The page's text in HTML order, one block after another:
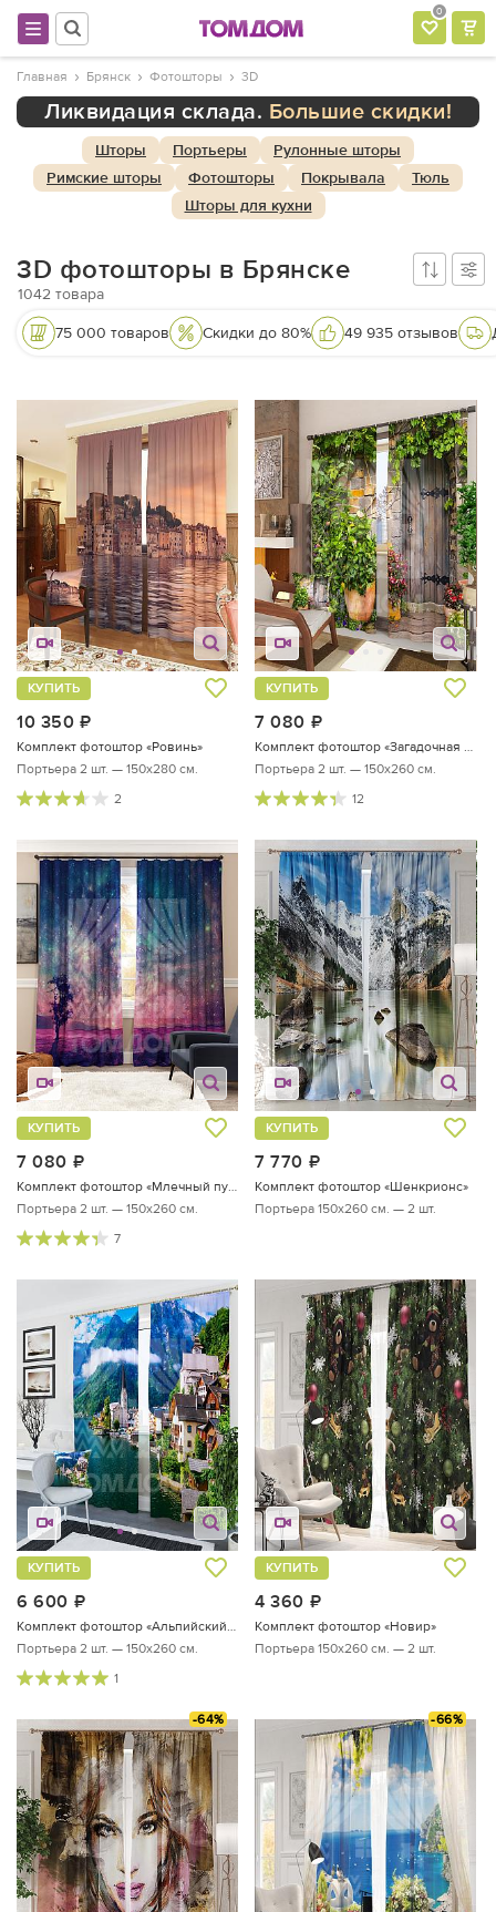
0
Главная Брянск Фотошторы 3D
Ликвидация склада. Большие скидки!
Шторы Портьеры
Рулонные шторы
Римские шторы
Фотошторы Покрывала
Тюль
Шторы для кухни
3D фотошторы в Брянске
1042 товара
75 000 товаров Скидки до 80% 49 935 отзывов
10 350
КУПИТЬ
Комплект фотоштор «Ровинь»
Портьера 2 шт. — 150х280 см.
2
7 080
КУПИТЬ
Портьера 2 шт. — 150х260 см.
12
7 080
КУПИТЬ
Портьера 2 шт. — 150х260 см.
7
7 770
КУПИТЬ
Комплект фотоштор «Шенкрионс»
Портьера 150х260 см. — 2 шт.
6 600
КУПИТЬ
Комплект фотоштор «Альпийский уголок»
Портьера 2 шт. — 150х260 см.
1
4 360
КУПИТЬ
Комплект фотоштор «Новир»
Портьера 150х260 см. — 2 шт.
-64% -66%